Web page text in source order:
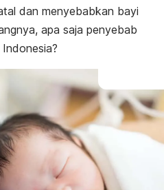
dan menyebabkan bayi
apa saja penyebab